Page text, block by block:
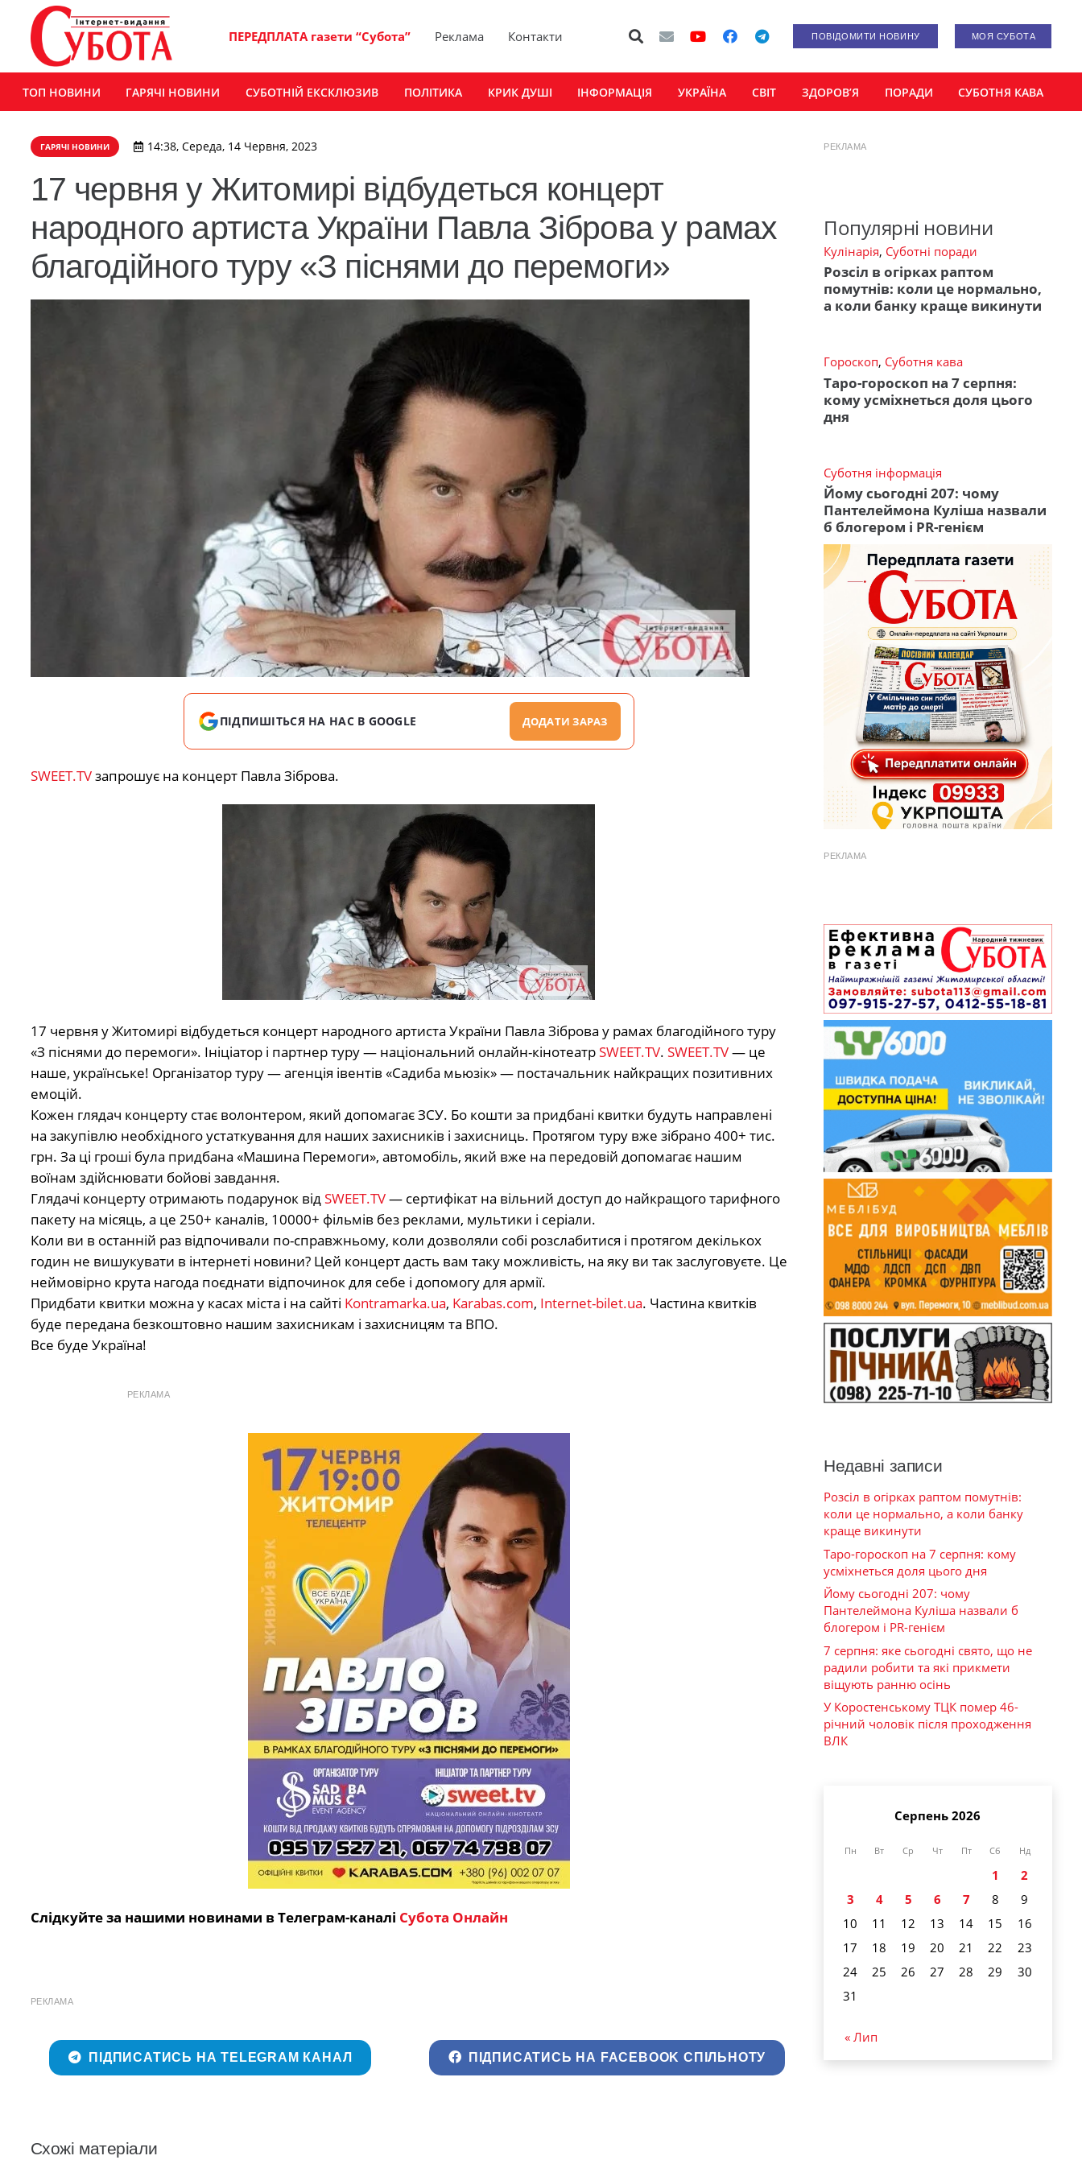
ПЕРЕДПЛАТА газети “Субота” Реклама Контакти ПОВІДОМИТИ НОВИНУ МОЯ СУБОТА
ТОП НОВИНИ ГАРЯЧІ НОВИНИ СУБОТНІЙ ЕКСКЛЮЗИВ ПОЛІТИКА КРИК ДУШІ ІНФОРМАЦІЯ УКРАЇНА СВІТ ЗДОРОВ’Я ПОРАДИ СУБОТНЯ КАВА
ГАРЯЧІ НОВИНИ 14:38, Середа, 14 Червня, 2023
17 червня у Житомирі відбудеться концерт
народного артиста України Павла Зіброва у рамах
благодійного туру «З піснями до перемоги»
ПІДПИШІТЬСЯ НА НАС В GOOGLE ДОДАТИ ЗАРАЗ
SWEET.TVзапрошує на концерт Павла Зіброва.
17 червня у Житомирі відбудеться концерт народного артиста України Павла Зіброва у рамах благодійного туру
«З піснями до перемоги». Ініціатор і партнер туру ― національний онлайн-кінотеатрSWEET.TV. SWEET.TV― це
наше, українське! Організатор туру ― агенція івентів «Садиба мьюзік» ― постачальник найкращих позитивних
емоцій.
Кожен глядач концерту стає волонтером, який допомагає ЗСУ. Бо кошти за придбані квитки будуть направлені
на закупівлю необхідного устаткування для наших захисників і захисниць. Протягом туру вже зібрано 400+ тис.
грн. За ці гроші була придбана «Машина Перемоги», автомобіль, який вже на передовій допомагає нашим
воїнам здійснювати бойові завдання.
Глядачі концерту отримають подарунок відSWEET.TV― сертифікат на вільний доступ до найкращого тарифного
пакету на місяць, а це 250+ каналів, 10000+ фільмів без реклами, мультики і серіали.
Коли ви в останній раз відпочивали по-справжньому, коли дозволяли собі розслабитися і протягом декількох
годин не вишукувати в інтернеті новини? Цей концерт дасть вам таку можливість, на яку ви так заслуговуєте. Це
неймовірно крута нагода поєднати відпочинок для себе і допомогу для армії.
Придбати квитки можна у касах міста і на сайті Kontramarka.ua, Karabas.com, Internet-bilet.ua. Частина квитків
буде передана безкоштовно нашим захисникам і захисницям та ВПО.
Все буде Україна!
РЕКЛАМА
Слідкуйте за нашими новинами в Телеграм-каналі Субота Онлайн
РЕКЛАМА
ПІДПИСАТИСЬ НА TELEGRAM КАНАЛ ПІДПИСАТИСЬ НА FACEBOOK СПІЛЬНОТУ
Схожі матеріали
РЕКЛАМА
Популярні новини
Кулінарія, Суботні поради
Розсіл в огірках раптом
помутнів: коли це нормально,
а коли банку краще викинути
Гороскоп, Суботня кава
Таро-гороскоп на 7 серпня:
кому усміхнеться доля цього
дня
Суботня інформація
Йому сьогодні 207: чому
Пантелеймона Куліша назвали
б блогером і PR-генієм
РЕКЛАМА
Недавні записи
Розсіл в огірках раптом помутнів:
коли це нормально, а коли банку
краще викинути
Таро-гороскоп на 7 серпня: кому
усміхнеться доля цього дня
Йому сьогодні 207: чому
Пантелеймона Куліша назвали б
блогером і PR-генієм
7 серпня: яке сьогодні свято, що не
радили робити та які прикмети
віщують ранню осінь
У Коростенському ТЦК помер 46-
річний чоловік після проходження
ВЛК
Серпень 2026
Пн Вт Ср Чт Пт Сб Нд
1
2
3
4 5 6 7 8
9
10
11 12 13 14 15
16
17
18 19 20 21 22
23
24
25 26 27 28 29
30
31
« Лип